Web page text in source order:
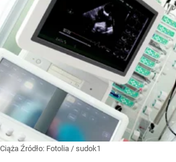
Ciąża Źródło: Fotolia / sudok1